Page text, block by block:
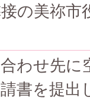
の美祢市
わせ先に
書を提出